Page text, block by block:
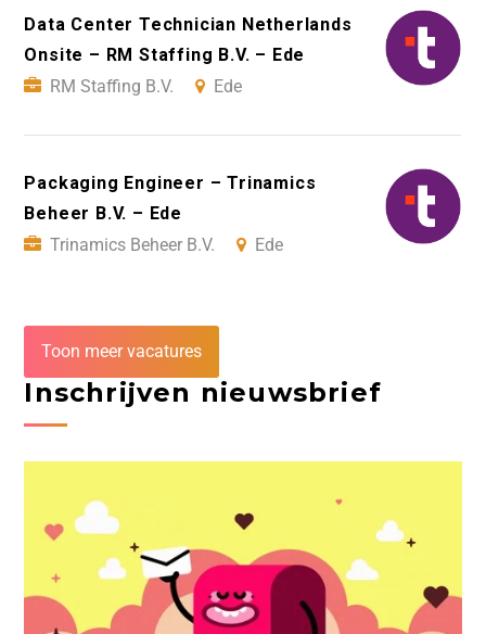
Data Center Technician Netherlands
Onsite – RM Staffing B.V. – Ede
RM Staffing B.V.
Ede
Packaging Engineer – Trinamics
Beheer B.V. – Ede
Trinamics Beheer B.V.
Ede
Toon meer vacatures
Inschrijven nieuwsbrief